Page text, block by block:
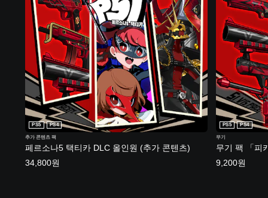
페르소나5 택티카 DLC 올인원 (추가 콘텐츠)
PS5 PS4
추가 콘텐츠 팩
34,800원
무기 팩 「피
PS5 PS4
무기
9,200원